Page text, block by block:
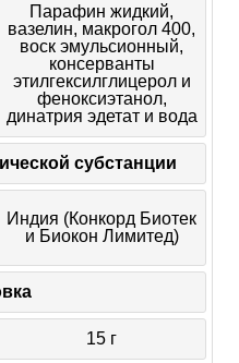
Парафин жидкий,
вазелин, макрогол 400,
воск эмульсионный,
консерванты
этилгексилглицерол и
феноксиэтанол,
динатрия эдетат и вода
субстанции
Индия (Конкорд Биотек
и Биокон Лимитед)
15 г